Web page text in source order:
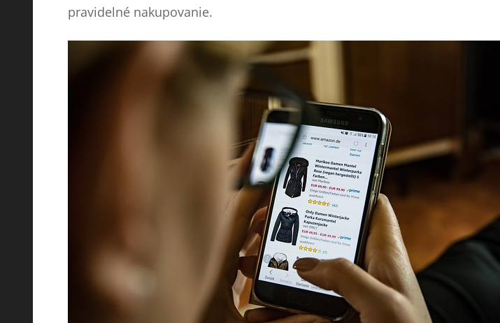
pravidelné nakupovanie.